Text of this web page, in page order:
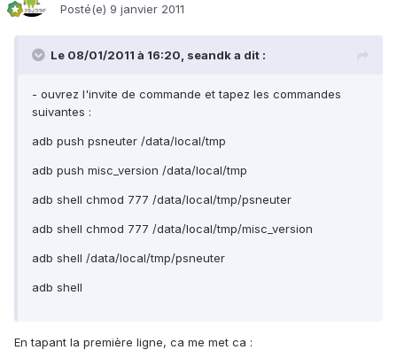
Posté(e) 9 janvier 2011
Le 08/01/2011 à 16:20, seandk a dit :
- ouvrez l'invite de commande et tapez les commandes
suivantes :
adb push psneuter /data/local/tmp
adb push misc_version /data/local/tmp
adb shell chmod 777 /data/local/tmp/psneuter
adb shell chmod 777 /data/local/tmp/misc_version
adb shell /data/local/tmp/psneuter
adb shell
En tapant la première ligne, ca me met ca :